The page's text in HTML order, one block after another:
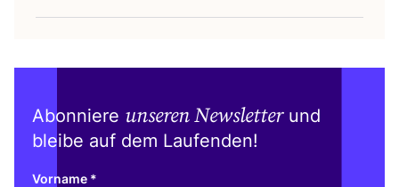
Abonniere unseren Newsletterund
bleibe auf dem Laufenden!
Vorname *